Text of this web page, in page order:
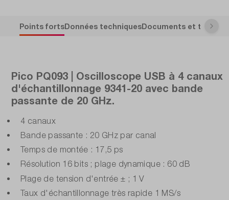
Points fortsDonnées techniquesDocuments et
Pico PQ093 | Oscilloscope USB à 4 canaux
d'échantillonnage 9341-20 avec bande
passante de 20 GHz.
4 canaux
Bande passante : 20 GHz par canal
Temps de montée : 17,5 ps
Résolution 16 bits ; plage dynamique : 60 dB
Plage de tension d'entrée ± ; 1 V
Taux d'échantillonnage très rapide 1 MS/s